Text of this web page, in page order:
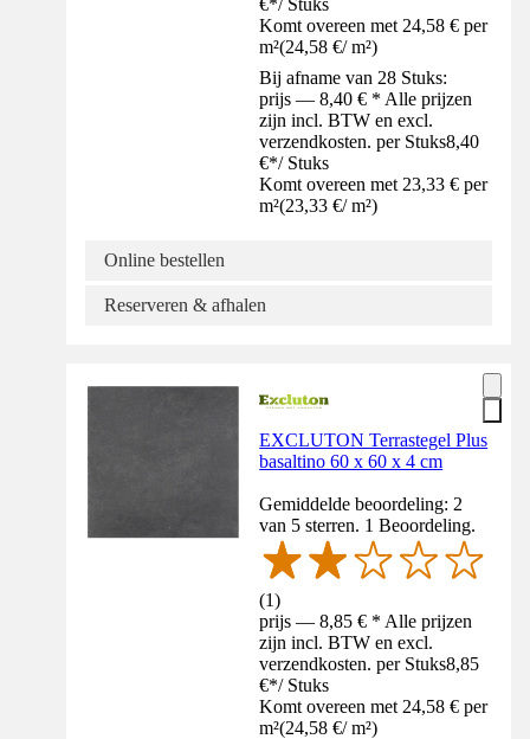
€*/ Stuks
Komt overeen met 24,58 € per
m²(24,58 €/ m²)
Bij afname van 28 Stuks:
prijs — 8,40 € * Alle prijzen
zijn incl. BTW en excl.
verzendkosten. per Stuks8,40
€*/ Stuks
Komt overeen met 23,33 € per
m²(23,33 €/ m²)
Online bestellen
Reserveren & afhalen
EXCLUTON Terrastegel Plus
basaltino 60 x 60 x 4 cm
Gemiddelde beoordeling: 2
van 5 sterren. 1 Beoordeling.
(1)
prijs — 8,85 € * Alle prijzen
zijn incl. BTW en excl.
verzendkosten. per Stuks8,85
€*/ Stuks
Komt overeen met 24,58 € per
m²(24,58 €/ m²)